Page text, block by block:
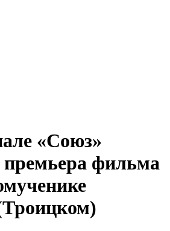
«Союз»
премьера фильма